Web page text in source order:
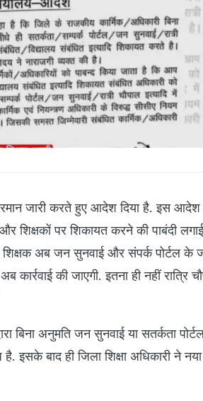
जारी करते हुए आदेश दिया है. इस
शिक्षकों पर शिकायत करने की पाबंदी
अब जन सुनवाई और संपर्क पोर्टल के
की जाएगी. इतना ही नहीं रात्रि
बिना अनुमति जन सुनवाई या सतर्कता
इसके बाद ही जिला शिक्षा अधिकारी ने